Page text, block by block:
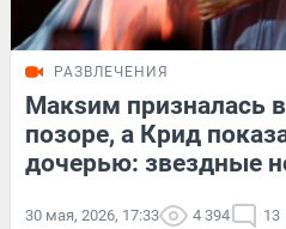
РАЗВЛЕЧЕНИЯ
Макsим призналась
позоре, а Крид
дочерью: звездные
30 мая, 2026, 17:33 4 394 13